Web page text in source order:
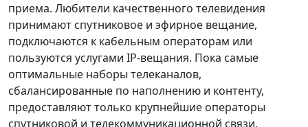
приема. Любители качественного телевидения
принимают спутниковое и эфирное вещание,
подключаются к кабельным операторам или
пользуются услугами IP-вещания. Пока самые
оптимальные наборы телеканалов,
сбалансированные по наполнению и контенту,
предоставляют только крупнейшие операторы
спутниковой и телекоммуникационной связи.